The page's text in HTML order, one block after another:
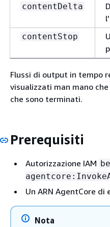
contentDelta
contentStop
Flussi di output in tempo
visualizzati man mano
che sono terminati.
Prerequisiti
Autorizzazione IAM
Un ARN AgentCore
Nota